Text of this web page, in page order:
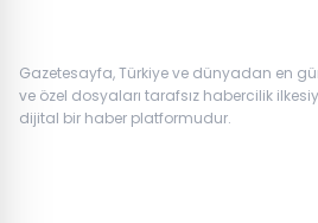
Gazetesayfa, Türkiye ve dünyadan en
ve özel dosyaları tarafsız habercilik
dijital bir haber platformudur.